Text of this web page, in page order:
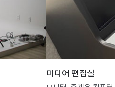
미디어 편집실